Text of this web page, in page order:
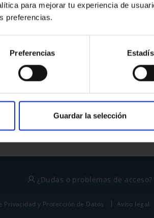
para mejorar tu experiencia de
preferencias.
Preferencias
Guardar la selección
¿No tienes cuenta?
política de privacidad
y términos del servicio
¿Dudas o problemas de acceso?
Privacidad y Protección de Datos Aviso legal